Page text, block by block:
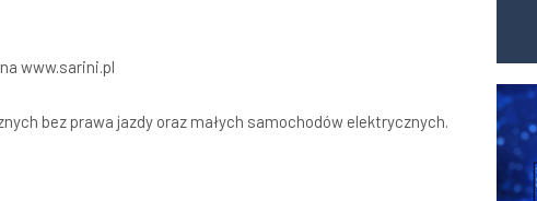
www.sarini.pl
bez prawa jazdy oraz małych samochodów elektrycznych.